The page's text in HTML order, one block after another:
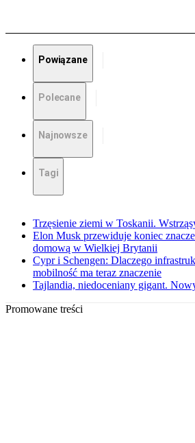
Powiązane
Polecane
Najnowsze
Tagi
Trzęsienie ziemi w Toskanii.
Elon Musk przewiduje koniec
domową w Wielkiej Brytanii
Cypr i Schengen: Dlaczego
mobilność ma teraz znaczenie
Tajlandia, niedoceniany gigant.
Promowane treści